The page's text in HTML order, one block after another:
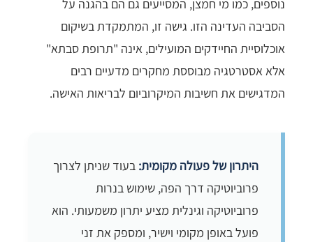
נוספים, כמו מי חמצן, המסייעים גם הם בהגנה על
הסביבה העדינה הזו. גישה זו, המתמקדת בשיקום
אוכלוסיית החיידקים המועילים, אינה "תרופת סבתא"
אלא אסטרטגיה מבוססת מחקרים מדעיים רבים
המדגישים את חשיבות המיקרוביום לבריאות האישה.
היתרון של פעולה מקומית: בעוד שניתן לצרוך
פרוביוטיקה דרך הפה, שימוש בנרות
פרוביוטיקה וגינלית מציע יתרון משמעותי. הוא
פועל באופן מקומי וישיר, ומספק את זני